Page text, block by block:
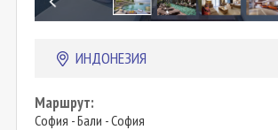
ИНДОНЕЗИЯ
Маршрут:
София - Бали - София